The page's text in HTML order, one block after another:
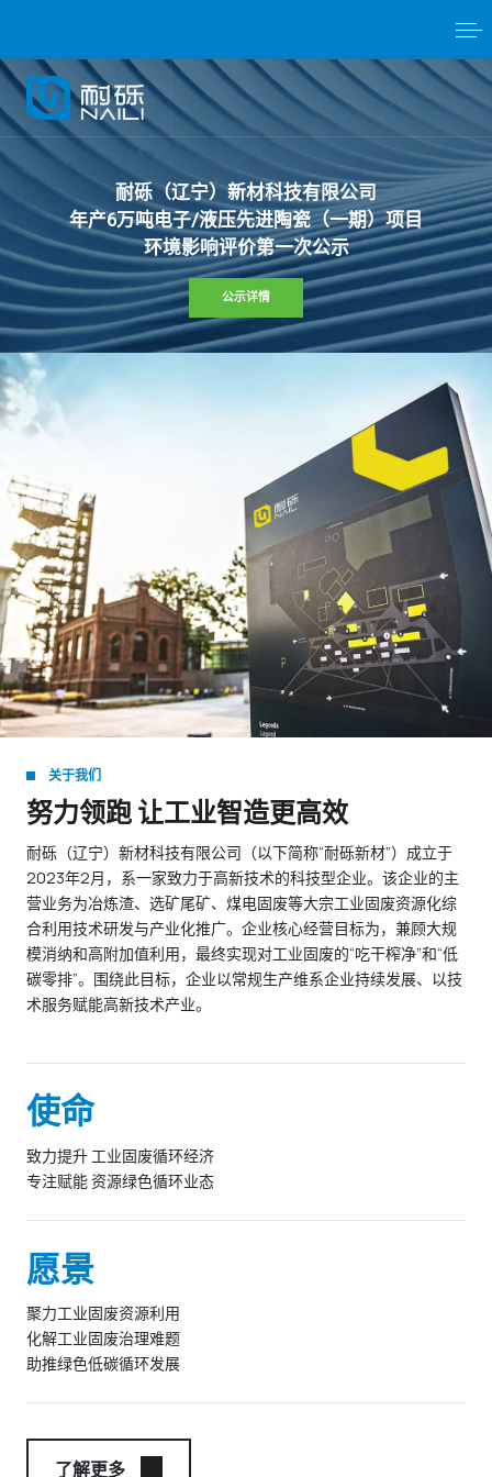
耐砾（辽宁）新材科技有限公司
年产6万吨电子/液压先进陶瓷（一期）项目
环境影响评价第一次公示
公示详情
关于我们
努力领跑 让工业智造更高效
耐砾（辽宁）新材科技有限公司（以下简称“耐砾新材”）成立于
2023年2月，系一家致力于高新技术的科技型企业。该企业的主
营业务为冶炼渣、选矿尾矿、煤电固废等大宗工业固废资源化综
合利用技术研发与产业化推广。企业核心经营目标为，兼顾大规
模消纳和高附加值利用，最终实现对工业固废的“吃干榨净”和“低
碳零排”。围绕此目标，企业以常规生产维系企业持续发展、以技
术服务赋能高新技术产业。
使命
致力提升 工业固废循环经济
专注赋能 资源绿色循环业态
愿景
聚力工业固废资源利用
化解工业固废治理难题
助推绿色低碳循环发展
了解更多